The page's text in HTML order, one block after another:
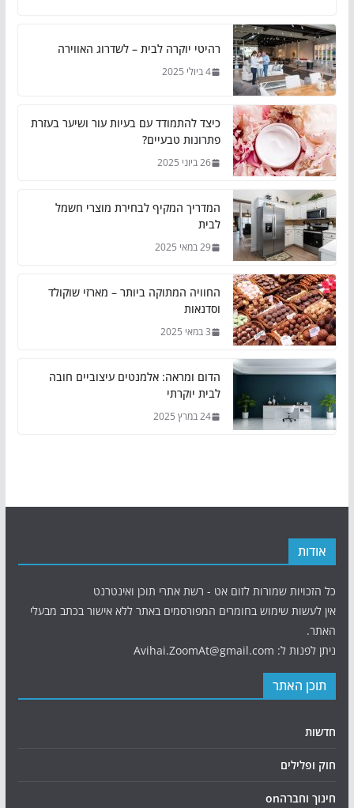
רהיטי יוקרה לבית – לשדרוג האווירה
4 ביולי 2025
כיצד להתמודד עם בעיות עור ושיער בעזרת
פתרונות טבעיים?
26 ביוני 2025
המדריך המקיף לבחירת מוצרי חשמל
לבית
29 במאי 2025
החוויה המתוקה ביותר – מארזי שוקולד
וסדנאות
3 במאי 2025
הדום ומראה: אלמנטים עיצוביים חובה
לבית יוקרתי
24 במרץ 2025
אודות
כל הזכויות שמורות לזום אט - רשת אתרי תוכן ואינטרנט
אין לעשות שימוש בחומרים המפורסמים באתר ללא אישור בכתב מבעלי
האתר.
ניתן לפנות ל: Avihai.ZoomAt@gmail.com
תוכן האתר
חדשות
חוק ופלילים
חינוך וחברהon